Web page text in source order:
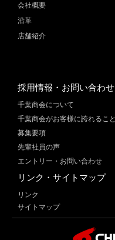
会社概要
沿革
店舗紹介
採用情報・お問い合わせ
千葉商会について
千葉商会がお客様に誇れること​
募集要項
先輩社員の声
エントリー・お問い合わせ
リンク・サイトマップ
リンク
サイトマップ